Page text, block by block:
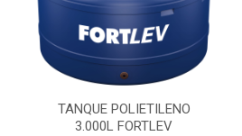
TANQUE POLIETILENO
3.000L FORTLEV